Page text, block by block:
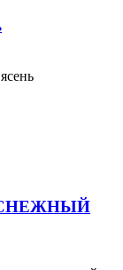
СНЕЖНЫЙ